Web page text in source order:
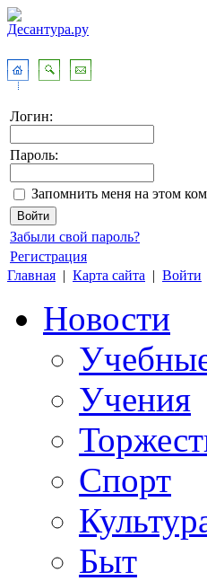
Логин:
Пароль:
Запомнить меня на этом
Забыли свой пароль?
Регистрация
Главная | Карта сайта | Войти
Новости
Учения
Спорт
Быт